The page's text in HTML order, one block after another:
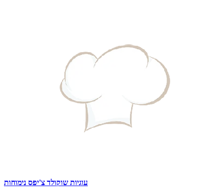
עוגיות שוקולד צ'יפס נימוחות